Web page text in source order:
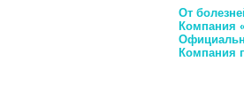
От
Компания
Компания